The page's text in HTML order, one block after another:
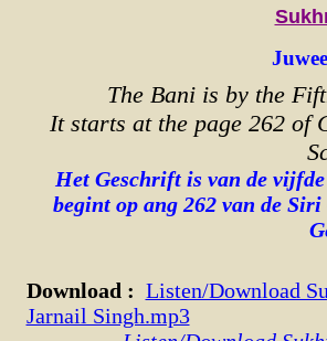
The Bani is by the
It starts at the page 262 of
Het Geschrift is van de
begint op ang 262 van de
Download : Listen/Download
Jarnail Singh.mp3